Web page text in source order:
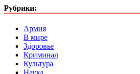
Рубрики:
Армия
В мире
Здоровье
Криминал
Культура
Наука